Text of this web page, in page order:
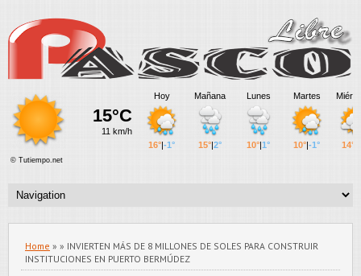
Home » » INVIERTEN MÁS DE 8 MILLONES DE SOLES PARA CONSTRUIR
INSTITUCIONES EN PUERTO BERMÚDEZ